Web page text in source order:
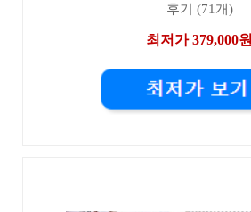
후기 (71개)
최저가 379,000원